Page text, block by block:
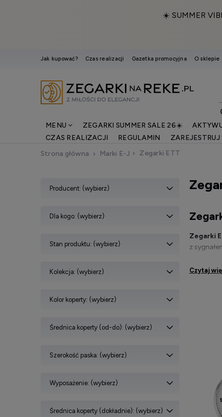
☀️ SUMMER
Jak kupować? Czas realizacji Gazetka promocyjna O sklepie
MENU ZEGARKI SUMMER SALE 26☀️
CZAS REALIZACJI
REGULAMIN
ZAREJESTRUJ
Strona główna
Marki E-J Zegarki ETT
Producent: (wybierz)
Dla kogo: (wybierz)
Stan produktu: (wybierz)
Kolekcja: (wybierz)
Kolor koperty: (wybierz)
Średnica koperty (od-do): (wybierz)
Szerokość paska: (wybierz)
Wyposażenie: (wybierz)
Średnica koperty (dokładnie): (wybierz)
Zegarki
z
które
Zegarki
W
Czytaj